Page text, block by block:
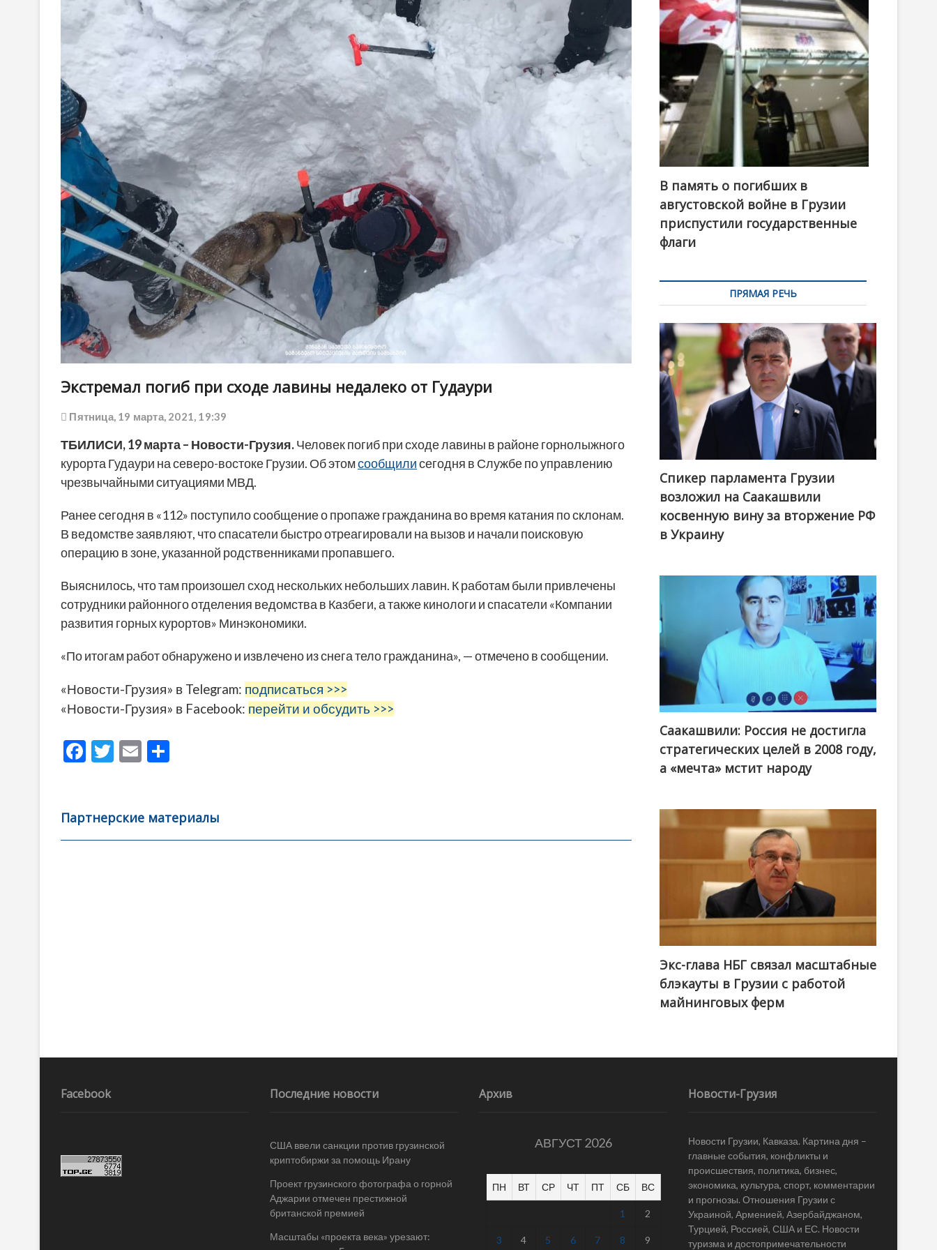
o
n
Экстремал погиб при сходе лавины недалеко от Гудаури
Пятница, 19 марта, 2021, 19:39
ТБИЛИСИ, 19 марта – Новости-Грузия.Человек погиб при сходе лавины в районе горнолыжного
курорта Гудаури на северо-востоке Грузии. Об этомсообщилисегодня в Службе по управлению
чрезвычайными ситуациями МВД.
Ранее сегодня в «112» поступило сообщение о пропаже гражданина во время катания по склонам.
В ведомстве заявляют, что спасатели быстро отреагировали на вызов и начали поисковую
операцию в зоне, указанной родственниками пропавшего.
Выяснилось, что там произошел сход нескольких небольших лавин. К работам были привлечены
сотрудники районного отделения ведомства в Казбеги, а также кинологи и спасатели «Компании
развития горных курортов» Минэкономики.
«По итогам работ обнаружено и извлечено из снега тело гражданина», — отмечено в сообщении.
«Новости-Грузия» в Telegram: подписаться >>>
«Новости-Грузия» в Facebook: перейти и обсудить >>>
F
b
o
T
er
E
l
а
в
Партнерские материалы
В память о погибших в
августовской войне в Грузии
приспустили государственные
флаги
ПРЯМАЯ РЕЧЬ
Спикер парламента Грузии
возложил на Саакашвили
косвенную вину за вторжение РФ
в Украину
Саакашвили: Россия не достигла
стратегических целей в 2008 году,
а «мечта» мстит народу
Экс-глава НБГ связал масштабные
блэкауты в Грузии с работой
майнинговых ферм
Facebook Последние новости
США ввели санкции против грузинской
криптобиржи за помощь Ирану
Проект грузинского фотографа о горной
Аджарии отмечен престижной
британской премией
Масштабы «проекта века» урезают:
Архив
АВГУСТ 2026
ПН ВТ СР ЧТ ПТ СБ ВС
1 2
3 4 5 6 7 8 9
Новости-Грузия
Новости Грузии, Кавказа. Картина дня –
главные события, конфликты и
происшествия, политика, бизнес,
экономика, культура, спорт, комментарии
и прогнозы. Отношения Грузии с
Украиной, Арменией, Азербайджаном,
Турцией, Россией, США и ЕС. Новости
туризма и достопримечательности